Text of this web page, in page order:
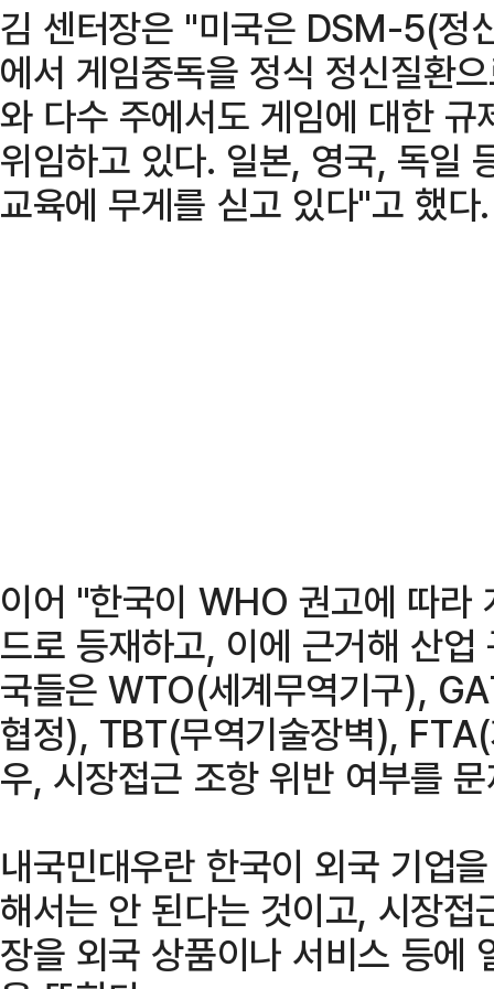
김 센터장은 "미국은 DSM-5(정
에서 게임중독을 정식 정신질환
와 다수 주에서도 게임에 대한
위임하고 있다. 일본, 영국, 독일
교육에 무게를 싣고 있다"고 했다.
이어 "한국이 WHO 권고에 따라
드로 등재하고, 이에 근거해 산
국들은 WTO(세계무역기구),
협정), TBT(무역기술장벽),
우, 시장접근 조항 위반 여부를
내국민대우란 한국이 외국 기업
해서는 안 된다는 것이고, 시장
장을 외국 상품이나 서비스 등에